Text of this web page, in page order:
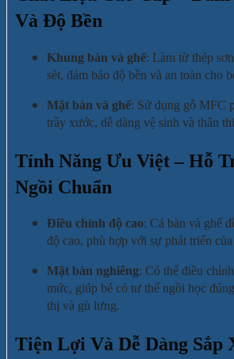
Và Độ Bền
Khung bàn và ghế: Làm từ thép
sét, đảm bảo độ bền và an toàn cho
Mặt bàn và ghế: Sử dụng gỗ MFC
trầy xước, dễ dàng vệ sinh và thân
Tính Năng Ưu Việt – Hỗ
Ngồi Chuẩn
Điều chỉnh độ cao: Cả bàn và ghế
độ cao, phù hợp với sự phát triển của
Mặt bàn nghiêng: Có thể điều
mức, giúp bé có tư thế ngồi học
thị và gù lưng.
Tiện Lợi Và Dễ Dàng Sắp